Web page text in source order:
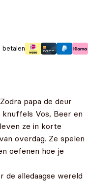
betalen
papa de deur
Vos, Beer en
ze in korte
overdag. Ze spelen
oefenen hoe je
de alledaagse wereld